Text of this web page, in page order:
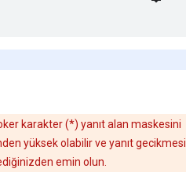
karakter (*) yanıt alan maskesini
yüksek olabilir ve yanıt gecikmesi
emin olun.